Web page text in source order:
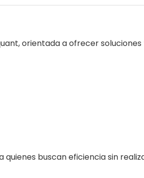
orientada a ofrecer
quienes buscan eficiencia sin